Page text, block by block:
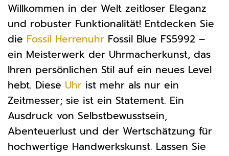
Willkommen in der Welt zeitloser Eleganz
und robuster Funktionalität! Entdecken Sie
die Fossil Herrenuhr Fossil Blue FS5992 –
ein Meisterwerk der Uhrmacherkunst, das
Ihren persönlichen Stil auf ein neues Level
hebt. Diese Uhr ist mehr als nur ein
Zeitmesser; sie ist ein Statement. Ein
Ausdruck von Selbstbewusstsein,
Abenteuerlust und der Wertschätzung für
hochwertige Handwerkskunst. Lassen Sie